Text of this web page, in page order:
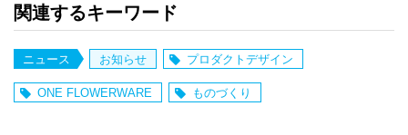
関連するキーワード
ニュース お知らせ プロダクトデザイン
ONE FLOWERWARE ものづくり